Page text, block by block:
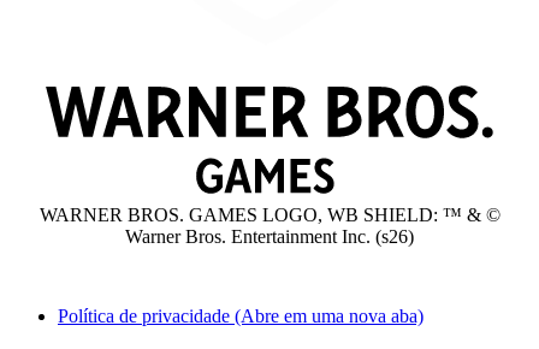
WARNER BROS. GAMES LOGO, WB SHIELD: ™ & ©
Warner Bros. Entertainment Inc. (s26)
Política de privacidade (Abre em uma nova aba)